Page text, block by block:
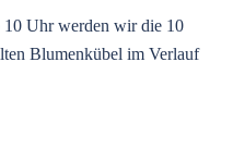
Uhr werden wir die 10
Blumenkübel im Verlauf